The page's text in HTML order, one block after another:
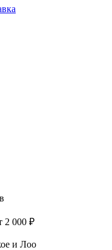
2 000 ₽
и Лоо